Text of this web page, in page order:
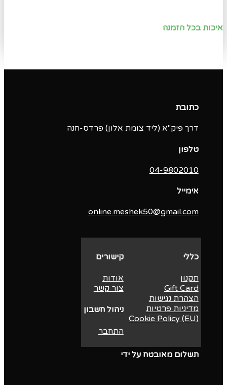
איכות בכל הזמנה
תשלום מאובטח על ידי
קישורים
אודות
צור קשר
ניהול חשבון
התחבר
כללי
תקנון
Gift Card
הצהרת נגישות
מדיניות פרטיות
Cookie Policy (EU)
כתובת
דרך פיק"א (ליד צומת אלון) פרדס-חנה
טלפון
04-9802010‬
אימייל
online.meshek50@gmail.com